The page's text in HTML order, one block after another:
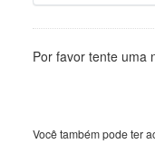
Por favor tente uma
Você também pode ter